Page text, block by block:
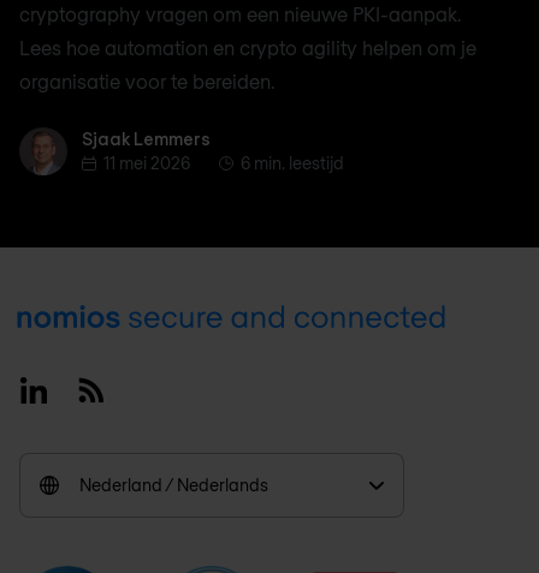
cryptography vragen om een nieuwe PKI-aanpak.
Lees hoe automation en crypto agility helpen om je
organisatie voor te bereiden.
Sjaak Lemmers
Sjaak Lemmers
11 mei 2026
6 min. leestijd
Footer
LinkedinRSS
Nederland / Nederlands